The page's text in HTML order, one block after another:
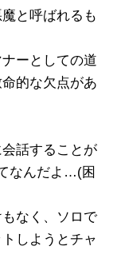
と呼ばれるも
ーとしての道
的な欠点があ
話することが
なんだよ…(困
なく、ソロで
しようとチャ